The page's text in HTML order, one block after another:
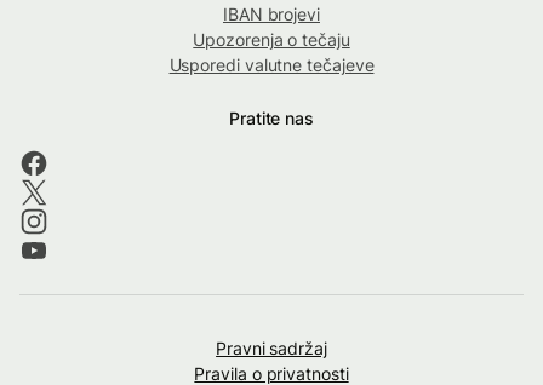
IBAN brojevi
Upozorenja o tečaju
Usporedi valutne tečajeve
Pratite nas
Pravni sadržaj
Pravila o privatnosti